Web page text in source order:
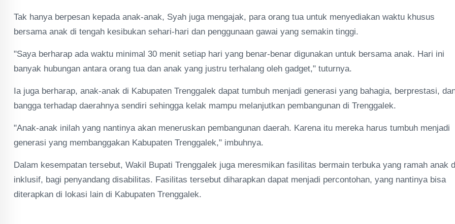
Tak hanya berpesan kepada anak-anak, Syah juga mengajak, para orang tua untuk menyediakan waktu khusus
bersama anak di tengah kesibukan sehari-hari dan penggunaan gawai yang semakin tinggi.
"Saya berharap ada waktu minimal 30 menit setiap hari yang benar-benar digunakan untuk bersama anak. Hari ini
banyak hubungan antara orang tua dan anak yang justru terhalang oleh gadget," tuturnya.
Ia juga berharap, anak-anak di Kabupaten Trenggalek dapat tumbuh menjadi generasi yang bahagia, berprestasi,
bangga terhadap daerahnya sendiri sehingga kelak mampu melanjutkan pembangunan di Trenggalek.
"Anak-anak inilah yang nantinya akan meneruskan pembangunan daerah. Karena itu mereka harus tumbuh menjadi
generasi yang membanggakan Kabupaten Trenggalek," imbuhnya.
Dalam kesempatan tersebut, Wakil Bupati Trenggalek juga meresmikan fasilitas bermain terbuka yang ramah anak
inklusif, bagi penyandang disabilitas. Fasilitas tersebut diharapkan dapat menjadi percontohan, yang nantinya bisa
diterapkan di lokasi lain di Kabupaten Trenggalek.